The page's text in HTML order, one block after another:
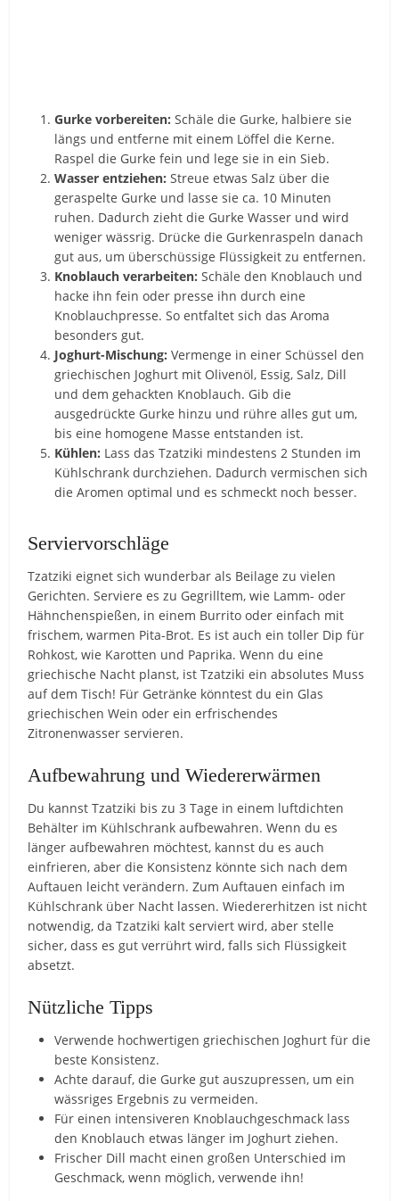
Gurke vorbereiten: Schäle die Gurke, halbiere sie
längs und entferne mit einem Löffel die Kerne.
Raspel die Gurke fein und lege sie in ein Sieb.
Wasser entziehen: Streue etwas Salz über die
geraspelte Gurke und lasse sie ca. 10 Minuten
ruhen. Dadurch zieht die Gurke Wasser und wird
weniger wässrig. Drücke die Gurkenraspeln danach
gut aus, um überschüssige Flüssigkeit zu entfernen.
Knoblauch verarbeiten: Schäle den Knoblauch und
hacke ihn fein oder presse ihn durch eine
Knoblauchpresse. So entfaltet sich das Aroma
besonders gut.
Joghurt-Mischung: Vermenge in einer Schüssel den
griechischen Joghurt mit Olivenöl, Essig, Salz, Dill
und dem gehackten Knoblauch. Gib die
ausgedrückte Gurke hinzu und rühre alles gut um,
bis eine homogene Masse entstanden ist.
Kühlen: Lass das Tzatziki mindestens 2 Stunden im
Kühlschrank durchziehen. Dadurch vermischen sich
die Aromen optimal und es schmeckt noch besser.
Serviervorschläge
Tzatziki eignet sich wunderbar als Beilage zu vielen
Gerichten. Serviere es zu Gegrilltem, wie Lamm- oder
Hähnchenspießen, in einem Burrito oder einfach mit
frischem, warmen Pita-Brot. Es ist auch ein toller Dip für
Rohkost, wie Karotten und Paprika. Wenn du eine
griechische Nacht planst, ist Tzatziki ein absolutes Muss
auf dem Tisch! Für Getränke könntest du ein Glas
griechischen Wein oder ein erfrischendes
Zitronenwasser servieren.
Aufbewahrung und Wiedererwärmen
Du kannst Tzatziki bis zu 3 Tage in einem luftdichten
Behälter im Kühlschrank aufbewahren. Wenn du es
länger aufbewahren möchtest, kannst du es auch
einfrieren, aber die Konsistenz könnte sich nach dem
Auftauen leicht verändern. Zum Auftauen einfach im
Kühlschrank über Nacht lassen. Wiedererhitzen ist nicht
notwendig, da Tzatziki kalt serviert wird, aber stelle
sicher, dass es gut verrührt wird, falls sich Flüssigkeit
absetzt.
Nützliche Tipps
Verwende hochwertigen griechischen Joghurt für die
beste Konsistenz.
Achte darauf, die Gurke gut auszupressen, um ein
wässriges Ergebnis zu vermeiden.
Für einen intensiveren Knoblauchgeschmack lass
den Knoblauch etwas länger im Joghurt ziehen.
Frischer Dill macht einen großen Unterschied im
Geschmack, wenn möglich, verwende ihn!